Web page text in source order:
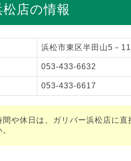
店の情報
浜松市東区半田山5－
053-433-6632
053-433-6617
間や休日は、ガリバー浜松店に